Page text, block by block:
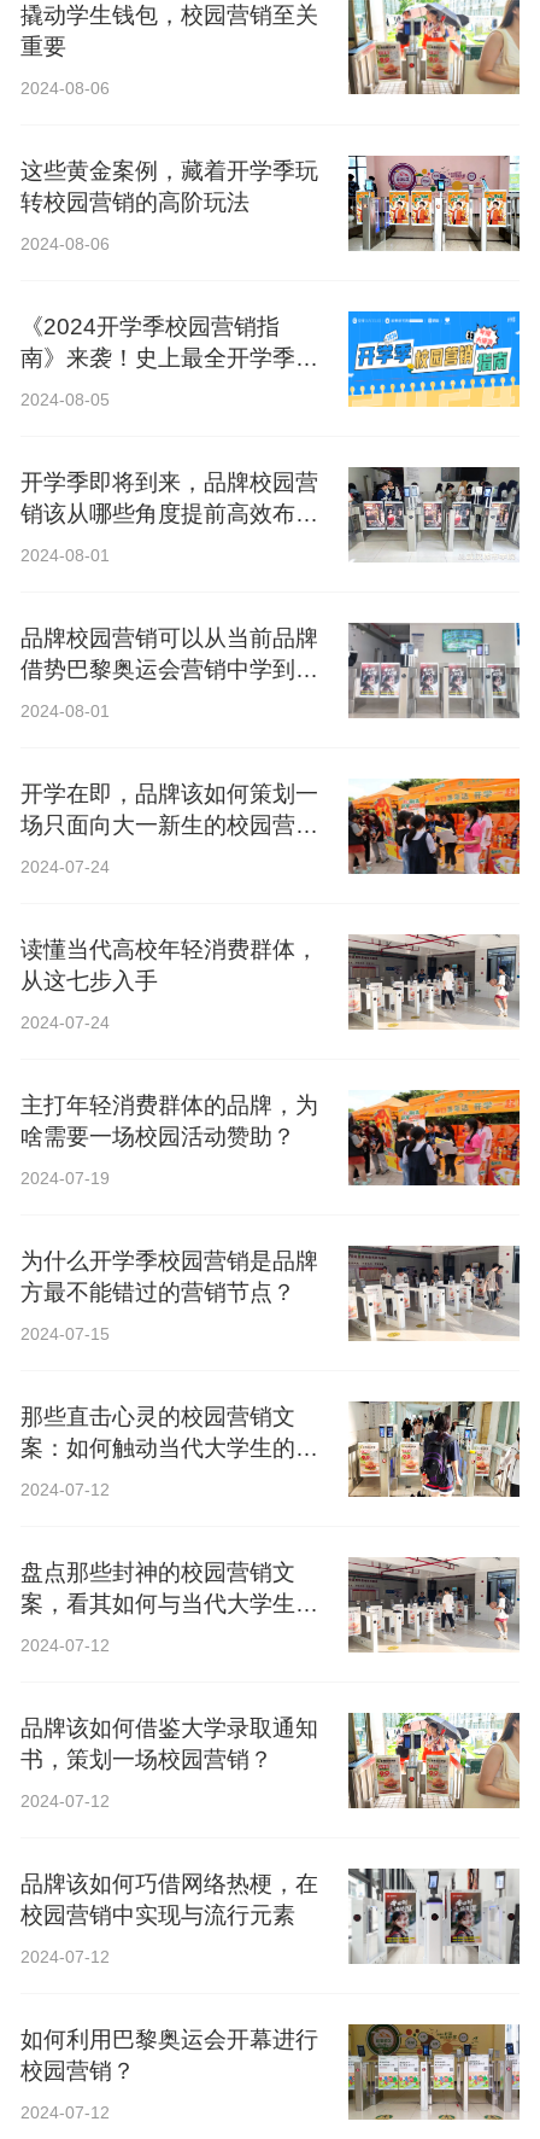
撬动学生钱包，校园营销至关
重要
2024-08-06
这些黄金案例，藏着开学季玩
转校园营销的高阶玩法
2024-08-06
《2024开学季校园营销指
南》来袭！史上最全开学季营
销攻略！
2024-08-05
开学季即将到来，品牌校园营
销该从哪些角度提前高效布
局？
2024-08-01
品牌校园营销可以从当前品牌
借势巴黎奥运会营销中学到什
么？
2024-08-01
开学在即，品牌该如何策划一
场只面向大一新生的校园营
销？
2024-07-24
读懂当代高校年轻消费群体，
从这七步入手
2024-07-24
主打年轻消费群体的品牌，为
啥需要一场校园活动赞助？
2024-07-19
为什么开学季校园营销是品牌
方最不能错过的营销节点？
2024-07-15
那些直击心灵的校园营销文
案：如何触动当代大学生的心
弦？
2024-07-12
盘点那些封神的校园营销文
案，看其如何与当代大学生精
神共鸣？
2024-07-12
品牌该如何借鉴大学录取通知
书，策划一场校园营销？
2024-07-12
品牌该如何巧借网络热梗，在
校园营销中实现与流行元素
2024-07-12
如何利用巴黎奥运会开幕进行
校园营销？
2024-07-12